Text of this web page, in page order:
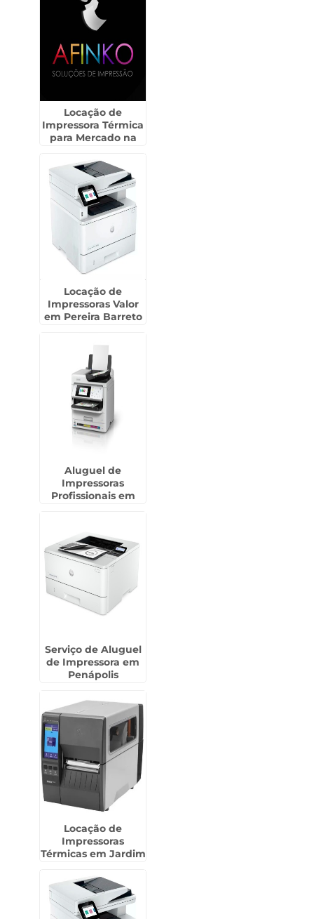
Locação de
Impressora Térmica
para Mercado na
Locação de
Impressoras Valor
em Pereira Barreto
Aluguel de
Impressoras
Profissionais em
Serviço de Aluguel
de Impressora em
Penápolis
Locação de
Impressoras
Térmicas em Jardim